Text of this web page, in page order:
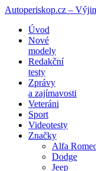
Autoperiskop.cz –
Přejít
obsahu
webu
Úvod
Nové
modely
Redakční
testy
Zprávy
a zajímavosti
Veteráni
Sport
Videotesty
Značky
Alfa
Dodge
Jeep